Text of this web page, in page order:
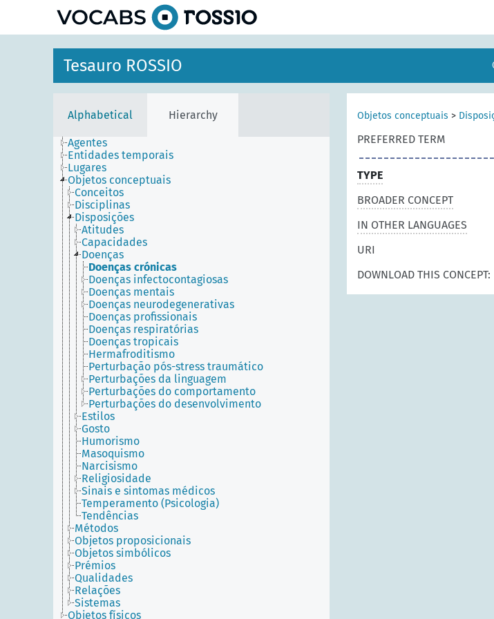
Tesauro ROSSIO
Alphabetical Hierarchy
Agentes
Entidades temporais
Lugares
Objetos conceptuais
Conceitos
Disciplinas
Disposições
Atitudes
Capacidades
Doenças
Doenças crónicas
Doenças infectocontagiosas
Doenças mentais
Doenças neurodegenerativas
Doenças profissionais
Doenças respiratórias
Doenças tropicais
Hermafroditismo
Perturbação pós-stress traumático
Perturbações da linguagem
Perturbações do comportamento
Perturbações do desenvolvimento
Estilos
Gosto
Humorismo
Masoquismo
Narcisismo
Religiosidade
Sinais e sintomas médicos
Temperamento (Psicologia)
Tendências
Métodos
Objetos proposicionais
Objetos simbólicos
Prémios
Qualidades
Relações
Sistemas
Objetos físicos
Objetos conceptuais >
PREFERRED TERM
TYPE
BROADER CONCEPT
IN OTHER LANGUAGES
URI
DOWNLOAD THIS CONCEPT: